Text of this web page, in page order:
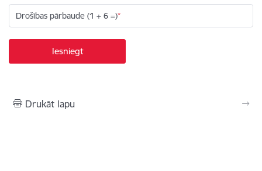
Drošības pārbaude (1 + 6 =)
Drukāt lapu